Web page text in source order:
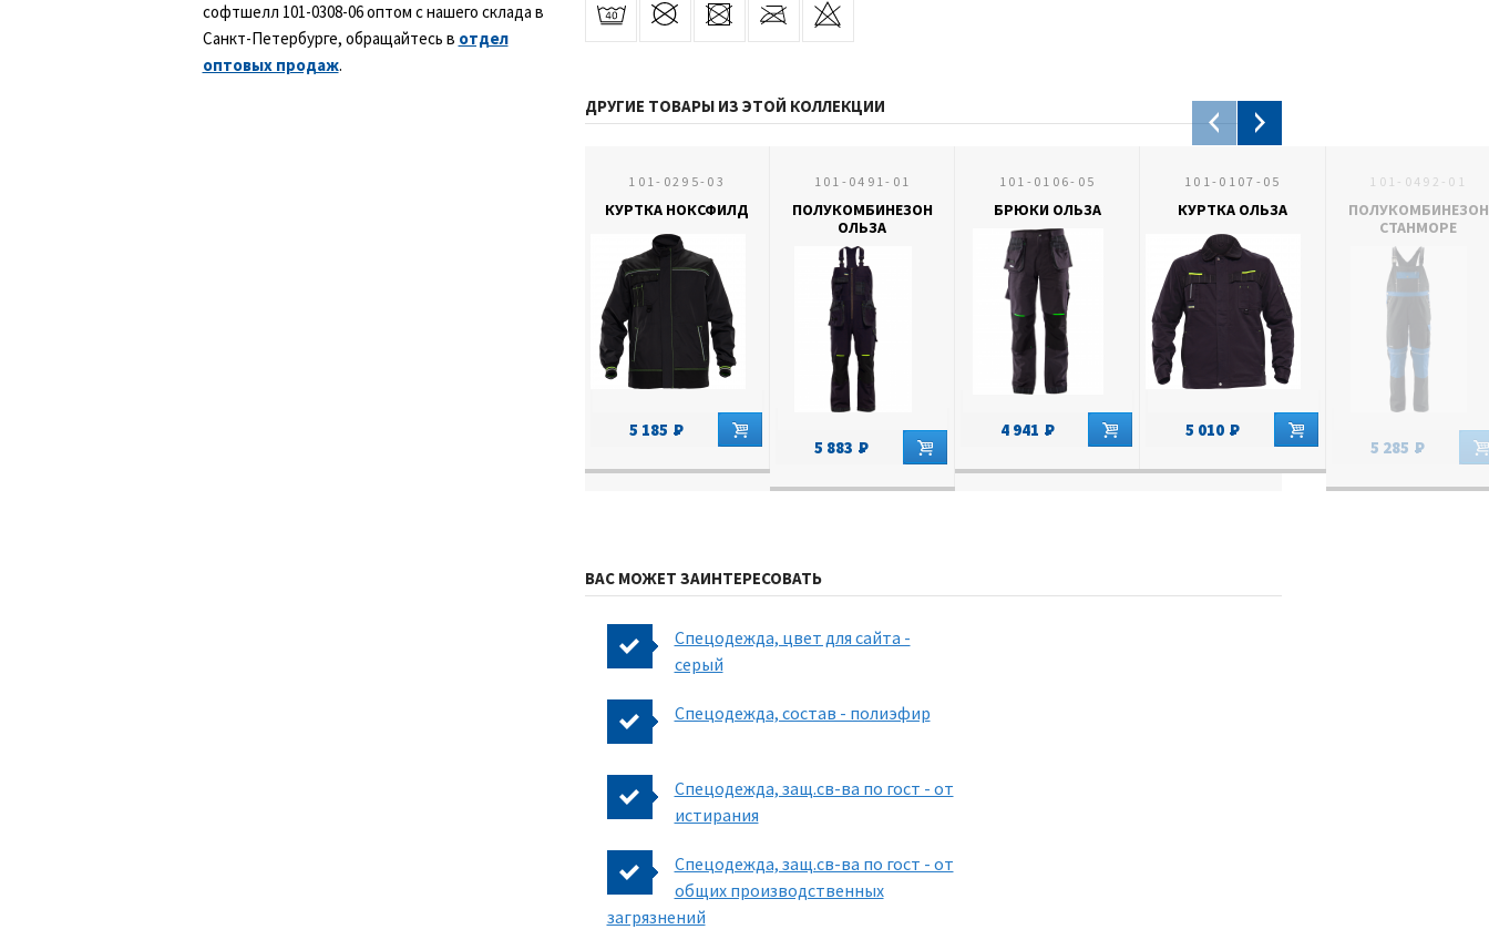
ДРУГИЕ ТОВАРЫ ИЗ ЭТОЙ КОЛЛЕКЦИИ
101-0295-03
КУРТКА НОКСФИЛД
5 185
101-0491-01
ПОЛУКОМБИНЕЗОН
ОЛЬЗА
5 883
101-0106-05
БРЮКИ ОЛЬЗА
4 941
101-0107-05
КУРТКА ОЛЬЗА
5 010
101-0492-01
ПОЛУКОМБИНЕЗОН
СТАНМОРЕ
5 285
ВАС МОЖЕТ ЗАИНТЕРЕСОВАТЬ
Спецодежда, цвет для сайта -
серый
Спецодежда, состав - полиэфир
Спецодежда, защ.св-ва по гост - от
истирания
Спецодежда, защ.св-ва по гост - от
общих производственных
загрязнений
софтшелл 101-0308-06 оптом с нашего склада в
Санкт-Петербурге, обращайтесь в отдел
оптовых продаж.